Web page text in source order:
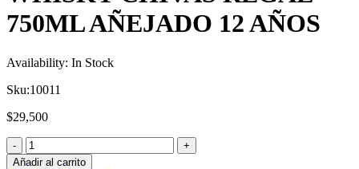
750ML AÑEJADO 12 AÑOS
Availability: In Stock
Sku:10011
$29,500
Añadir al carrito